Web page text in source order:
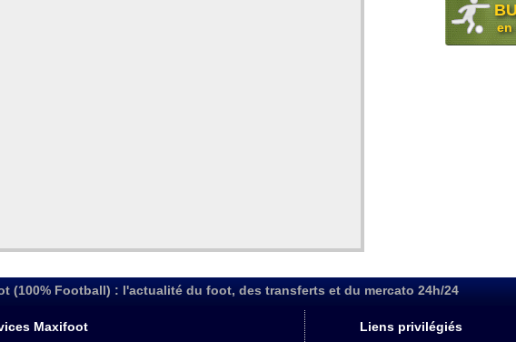
en
(100% Football) : l'actualité du foot, des transferts et du mercato 24h/24
Maxifoot Liens privilégiés